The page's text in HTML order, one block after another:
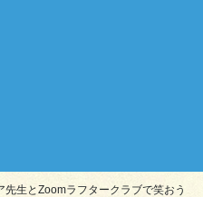
先生とZoomラフタークラブで笑おう